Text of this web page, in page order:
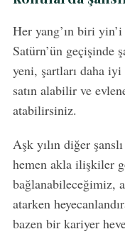
Her yang’ın biri
Satürn’ün geçişinde
yeni, şartları daha
satın alabilir ve
atabilirsiniz.
Aşk yılın diğer
hemen akla ilişkiler
bağlanabileceğimiz,
atarken
bazen bir kariyer